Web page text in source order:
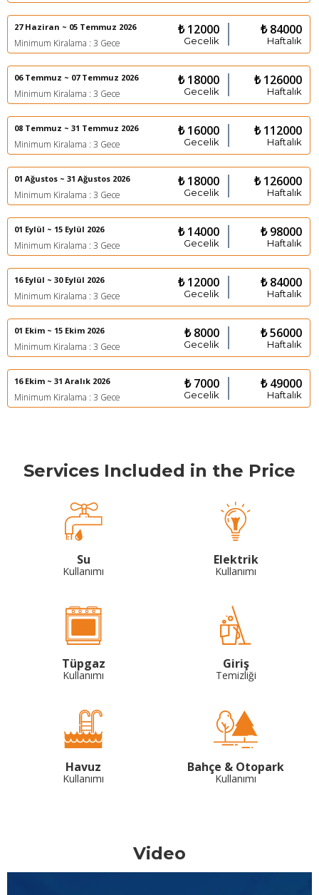
27 Haziran ~ 05 Temmuz 2026
Minimum Kiralama : 3 Gece
₺ 12000
Gecelik
₺ 84000
Haftalık
06 Temmuz ~ 07 Temmuz 2026
Minimum Kiralama : 3 Gece
₺ 18000
Gecelik
₺ 126000
Haftalık
08 Temmuz ~ 31 Temmuz 2026
Minimum Kiralama : 3 Gece
₺ 16000
Gecelik
₺ 112000
Haftalık
01 Ağustos ~ 31 Ağustos 2026
Minimum Kiralama : 3 Gece
₺ 18000
Gecelik
₺ 126000
Haftalık
01 Eylül ~ 15 Eylül 2026
Minimum Kiralama : 3 Gece
₺ 14000
Gecelik
₺ 98000
Haftalık
16 Eylül ~ 30 Eylül 2026
Minimum Kiralama : 3 Gece
₺ 12000
Gecelik
₺ 84000
Haftalık
01 Ekim ~ 15 Ekim 2026
Minimum Kiralama : 3 Gece
₺ 8000
Gecelik
₺ 56000
Haftalık
16 Ekim ~ 31 Aralık 2026
Minimum Kiralama : 3 Gece
₺ 7000
Gecelik
₺ 49000
Haftalık
Services Included in the Price
Su
Kullanımı
Elektrik
Kullanımı
Tüpgaz
Kullanımı
Giriş
Temizliği
Havuz
Kullanımı
Bahçe & Otopark
Kullanımı
Video